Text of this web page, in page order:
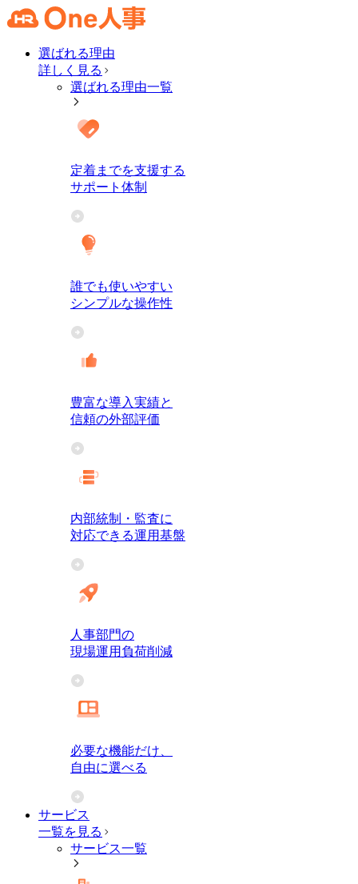
選ばれる理由
詳しく見る
選ばれる理由一覧
定着までを支援する
サポート体制
誰でも使いやすい
シンプルな操作性
豊富な導入実績と
信頼の外部評価
内部統制・監査に
対応できる運用基盤
人事部門の
現場運用負荷削減
必要な機能だけ、
自由に選べる
サービス
一覧を見る
サービス一覧